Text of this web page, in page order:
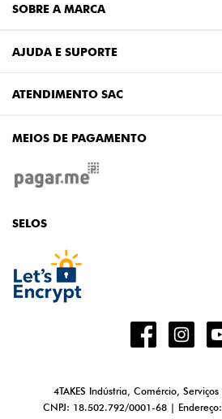
SOBRE A MARCA
AJUDA E SUPORTE
ATENDIMENTO SAC
MEIOS DE PAGAMENTO
SELOS
4TAKES Indústria, Comércio,
CNPJ: 18.502.792/0001-68 |